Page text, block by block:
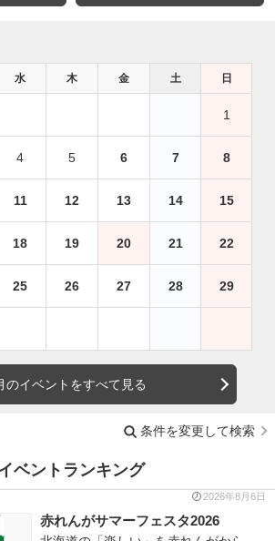
水 木 金 土 日
1
4 5 6 7 8
11 12 13 14 15
18 19 20 21 22
25 26 27 28 29
のイベントをすべて見る
条件を変更して検索
ベントランキング
2026年8月6日
赤れんがサマーフェスタ2026